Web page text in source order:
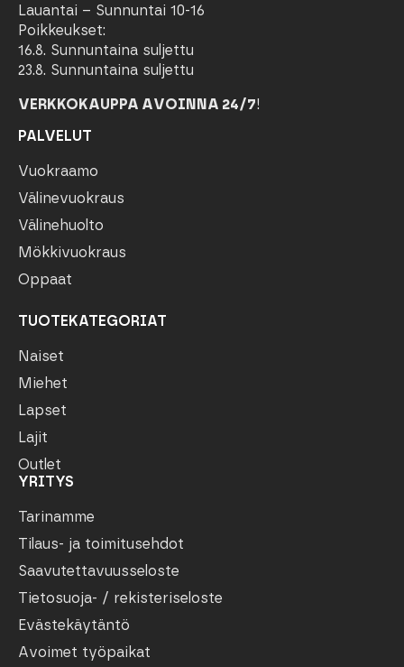
Lauantai – Sunnuntai 10-16
Poikkeukset:
16.8. Sunnuntaina suljettu
23.8. Sunnuntaina suljettu
VERKKOKAUPPA AVOINNA 24/7!
PALVELUT
Vuokraamo
Välinevuokraus
Välinehuolto
Mökkivuokraus
Oppaat
TUOTEKATEGORIAT
Naiset
Miehet
Lapset
Lajit
Outlet
YRITYS
Tarinamme
Tilaus- ja toimitusehdot
Saavutettavuusseloste
Tietosuoja- / rekisteriseloste
Evästekäytäntö
Avoimet työpaikat